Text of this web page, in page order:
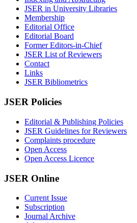
JSER in University Libraries
Membership
Editorial Office
Editorial Board
Former Editors-in-Chief
JSER List of Reviewers
Contact
Links
JSER Bibliometrics
JSER Policies
Editorial & Publishing Policies
JSER Guidelines for Reviewers
Complaints procedure
Open Access
Open Access Licence
JSER Online
Current Issue
Subscription
Journal Archive